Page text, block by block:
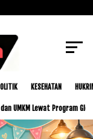
KESEHATAN
Lewat Program Glorious